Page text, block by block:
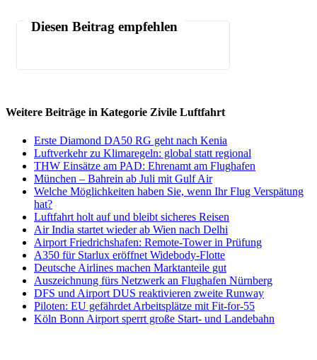
Diesen Beitrag empfehlen
Weitere Beiträge in Kategorie Zivile Luftfahrt
Erste Diamond DA50 RG geht nach Kenia
Luftverkehr zu Klimaregeln: global statt regional
THW Einsätze am PAD: Ehrenamt am Flughafen
München – Bahrein ab Juli mit Gulf Air
Welche Möglichkeiten haben Sie, wenn Ihr Flug Verspätung
hat?
Luftfahrt holt auf und bleibt sicheres Reisen
Air India startet wieder ab Wien nach Delhi
Airport Friedrichshafen: Remote-Tower in Prüfung
A350 für Starlux eröffnet Widebody-Flotte
Deutsche Airlines machen Marktanteile gut
Auszeichnung fürs Netzwerk an Flughafen Nürnberg
DFS und Airport DUS reaktivieren zweite Runway
Piloten: EU gefährdet Arbeitsplätze mit Fit-for-55
Köln Bonn Airport sperrt große Start- und Landebahn